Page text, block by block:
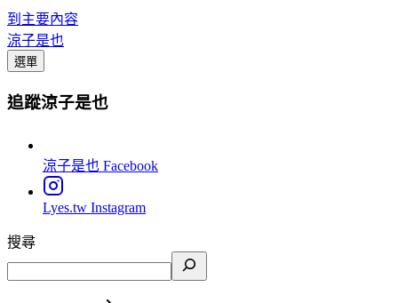
到主要內容
涼子是也
選單
追蹤涼子是也
涼子是也 Facebook
Lyes.tw Instagram
搜尋